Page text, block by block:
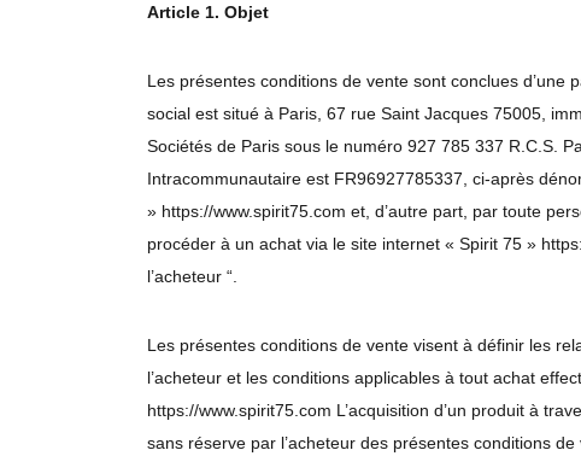
Article 1. Objet
Les présentes conditions de vente sont conclues d’une
social est situé à Paris, 67 rue Saint Jacques 75005,
Sociétés de Paris sous le numéro 927 785 337 R.C.S.
Intracommunautaire est FR96927785337, ci-après
» https://www.spirit75.com et, d’autre part, par toute
procéder à un achat via le site internet « Spirit 75 »
l’acheteur “.
Les présentes conditions de vente visent à définir les
l’acheteur et les conditions applicables à tout achat
https://www.spirit75.com L’acquisition d’un produit à
sans réserve par l’acheteur des présentes conditions